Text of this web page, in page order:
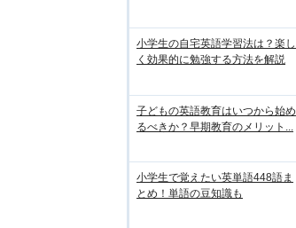
小学生の自宅英語学習法は？楽し
く効果的に勉強する方法を解説
子どもの英語教育はいつから始め
るべきか？早期教育のメリット...
小学生で覚えたい英単語448語ま
とめ！単語の豆知識も